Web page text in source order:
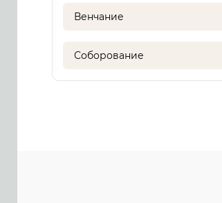
Венчание
Соборование